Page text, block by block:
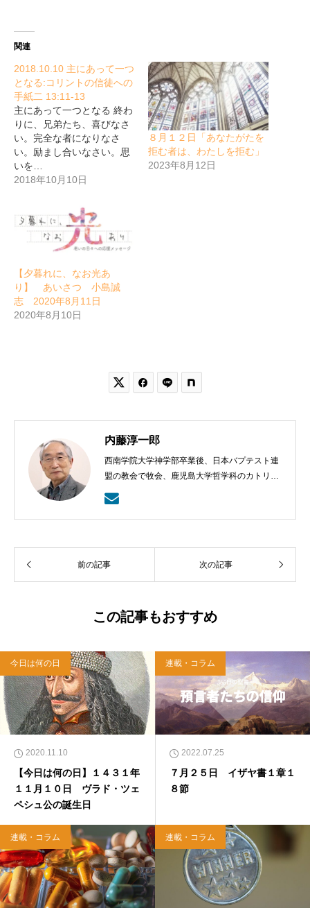
関連
2018.10.10 主にあって一つ
となる:コリントの信徒への
手紙二 13:11-13
主にあって一つとなる 終わ
りに、兄弟たち、喜びなさ
い。完全な者になりなさ
い。励まし合いなさい。思
いを…
2018年10月10日
８月１２日「あなたがたを
拒む者は、わたしを拒む」
2023年8月12日
【夕暮れに、なお光あ
り】 あいさつ 小島誠
志 2020年8月11日
2020年8月10日
 
内藤淳一郎
西南学院大学神学部卒業後、日本バプテスト連
盟の教会で牧会、鹿児島大学哲学科のカトリッ
クの神学の学びから、鹿児島ラ・サール高校で
も教える。日本バプテスト連盟宣教室主事、日
本バプテスト連盟常務理事を８年間務める。
前の記事 次の記事
この記事もおすすめ
今日は何の日
2020.11.10
【今日は何の日】１４３１年
１１月１０日 ヴラド・ツェ
ペシュ公の誕生日
連載・コラム
2022.07.25
７月２５日 イザヤ書１章１
８節
連載・コラム 連載・コラム